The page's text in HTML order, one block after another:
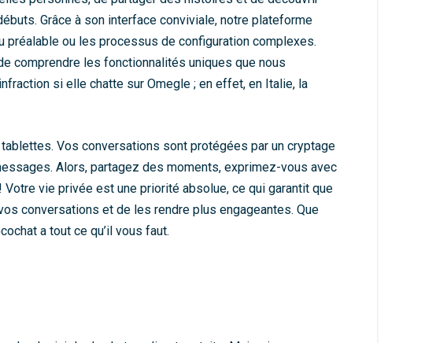
Grâce à son interface conviviale, notre plateforme
préalable ou les processus de configuration complexes.
comprendre les fonctionnalités uniques que nous
si elle chatte sur Omegle ; en effet, en Italie, la
Vos conversations sont protégées par un cryptage
Alors, partagez des moments, exprimez-vous avec
vie privée est une priorité absolue, ce qui garantit que
conversations et de les rendre plus engageantes. Que
a tout ce qu’il vous faut.